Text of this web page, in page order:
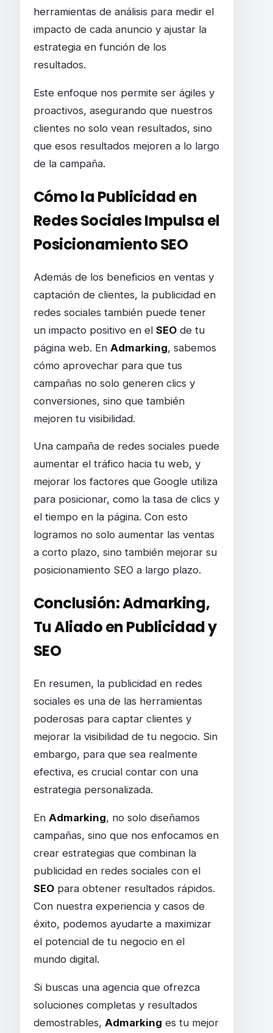
herramientas de análisis para medir el
impacto de cada anuncio y ajustar la
estrategia en función de los
resultados.
Este enfoque nos permite ser ágiles y
proactivos, asegurando que nuestros
clientes no solo vean resultados, sino
que esos resultados mejoren a lo largo
de la campaña.
Cómo la Publicidad en
Redes Sociales Impulsa el
Posicionamiento SEO
Además de los beneficios en ventas y
captación de clientes, la publicidad en
redes sociales también puede tener
un impacto positivo en el SEOde tu
página web. En Admarking, sabemos
cómo aprovechar para que tus
campañas no solo generen clics y
conversiones, sino que también
mejoren tu visibilidad.
Una campaña de redes sociales puede
aumentar el tráfico hacia tu web, y
mejorar los factores que Google utiliza
para posicionar, como la tasa de clics y
el tiempo en la página. Con esto
logramos no solo aumentar las ventas
a corto plazo, sino también mejorar su
posicionamiento SEO a largo plazo.
Conclusión: Admarking,
Tu Aliado en Publicidad y
SEO
En resumen, la publicidad en redes
sociales es una de las herramientas
poderosas para captar clientes y
mejorar la visibilidad de tu negocio. Sin
embargo, para que sea realmente
efectiva, es crucial contar con una
estrategia personalizada.
En Admarking, no solo diseñamos
campañas, sino que nos enfocamos en
crear estrategias que combinan la
publicidad en redes sociales con el
SEOpara obtener resultados rápidos.
Con nuestra experiencia y casos de
éxito, podemos ayudarte a maximizar
el potencial de tu negocio en el
mundo digital.
Si buscas una agencia que ofrezca
soluciones completas y resultados
demostrables, Admarking es tu mejor